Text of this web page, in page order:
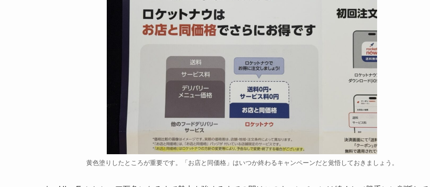
黄色塗りしたところが重要です。「お店と同価格」はいつか終わるキャンペーンだと覚悟しておきましょう。